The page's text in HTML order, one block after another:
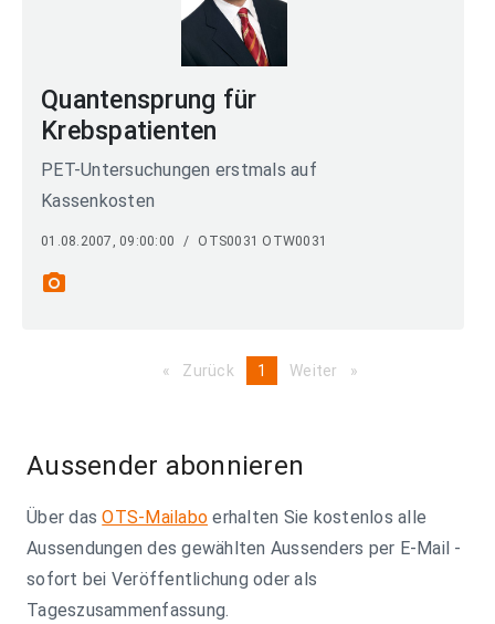
Quantensprung für
Krebspatienten
PET-Untersuchungen erstmals auf
Kassenkosten
01.08.2007, 09:00:00 / OTS0031 OTW0031
photo_camera
Zurück pageYou're
1 Weiter page
Aussender abonnieren
Über dasOTS-Mailabo erhalten Sie kostenlos alle
Aussendungen des gewählten Aussenders per E-Mail -
sofort bei Veröffentlichung oder als
Tageszusammenfassung.